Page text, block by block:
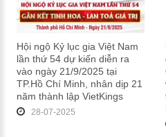
Hội ngộ Kỷ lục gia Việt Nam
lần thứ 54 dự kiến diễn ra
vào ngày 21/9/2025 tại
TP.Hồ Chí Minh, nhân dịp 21
năm thành lập VietKings
28-07-2025